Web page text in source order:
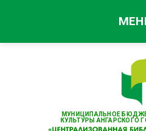
МУНИЦИПАЛЬНОЕ
КУЛЬТУРЫ АНГАРСКОГО